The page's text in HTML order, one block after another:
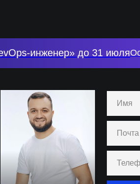
инженер» до 31 июля